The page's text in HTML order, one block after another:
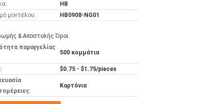
HB
μοντέλου:
HB0908-NG01
& Αποστολής Όροι:
παραγγελίας
500 κομμάτια
$0.75 - $1.75/pieces
Καρτόνια